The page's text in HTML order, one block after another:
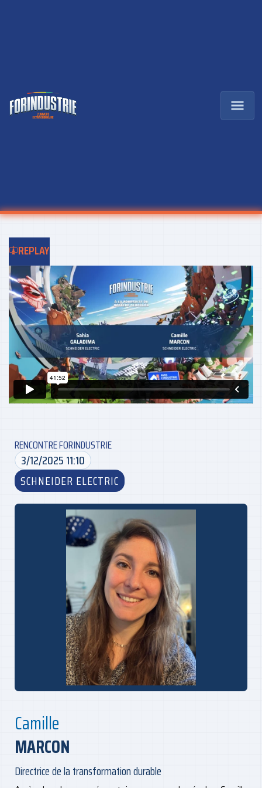
REPLAY
RENCONTRE FORINDUSTRIE
3/12/2025 11:10
SCHNEIDER ELECTRIC
Camille
MARCON
Directrice de la transformation durable